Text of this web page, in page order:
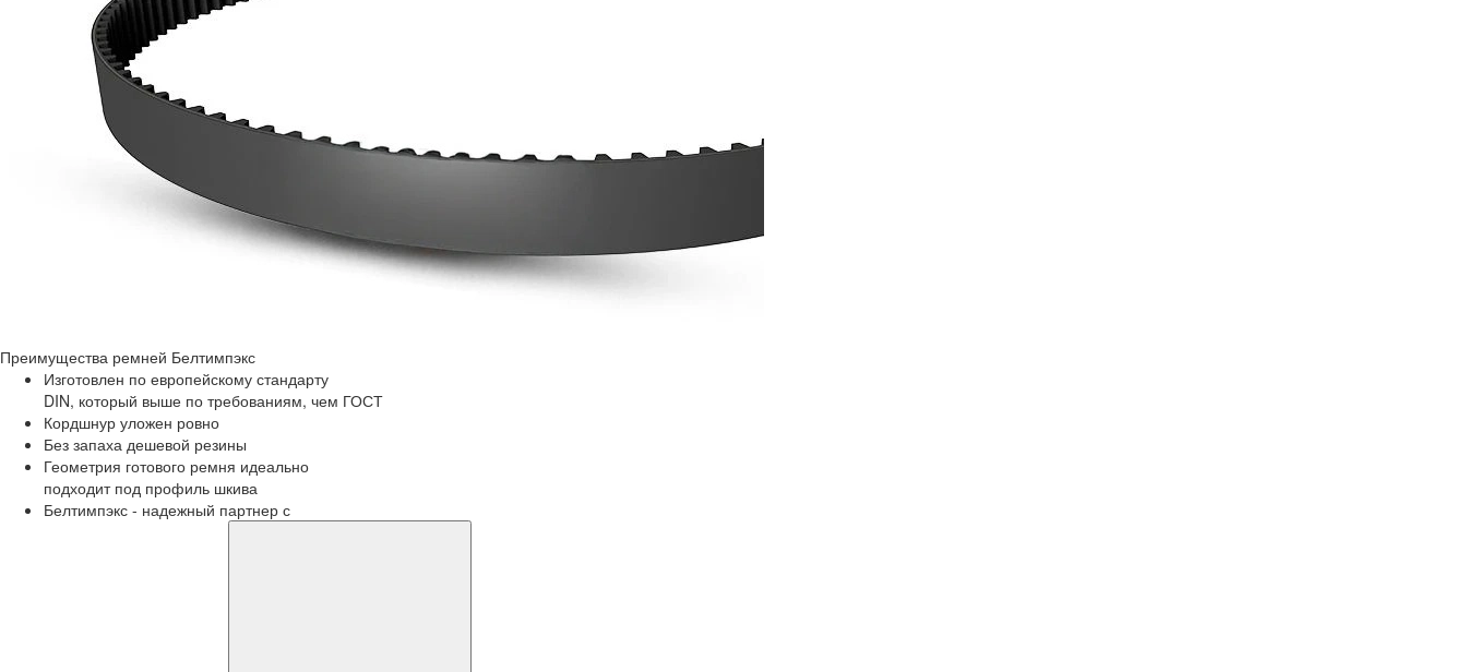
Преимущества ремней Белтимпэкс
Изготовлен по европейскому стандарту
DIN, который выше по требованиям, чем ГОСТ
Кордшнур уложен ровно
Без запаха дешевой резины
Геометрия готового ремня идеально
подходит под профиль шкива
Белтимпэкс - надежный партнер с